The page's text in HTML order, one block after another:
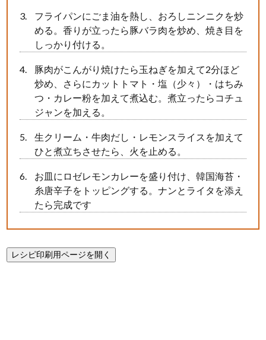
フライパンにごま油を熱し、おろしニンニクを炒
める。香りが立ったら豚バラ肉を炒め、焼き目を
しっかり付ける。
豚肉がこんがり焼けたら玉ねぎを加えて2分ほど
炒め、さらにカットトマト・塩（少々）・はちみ
つ・カレー粉を加えて煮込む。煮立ったらコチュ
ジャンを加える。
生クリーム・牛肉だし・レモンスライスを加えて
ひと煮立ちさせたら、火を止める。
お皿にロゼレモンカレーを盛り付け、韓国海苔・
糸唐辛子をトッピングする。ナンとライタを添え
たら完成です